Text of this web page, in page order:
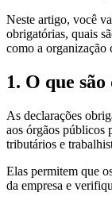
Neste artigo, você
obrigatórias, quais
como a organização
1. O que
As declarações
aos órgãos públicos
tributários e
Elas permitem que
da empresa e